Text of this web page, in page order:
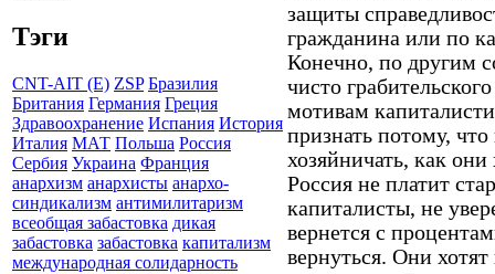
Тэги
CNT-AIT (E) ZSP Бразилия
Британия Германия Греция
Здравоохранение Испания История
Италия МАТ Польша Россия
Сербия Украина Франция
анархизм анархисты анархо-
синдикализм антимилитаризм
всеобщая забастовка дикая
забастовка забастовка капитализм
международная солидарность
защиты
гражданина или по
Конечно, по другим
чисто
мотивам
признать потому,
хозяйничать, как
Россия не платит
капиталисты, не
вернется с
вернуться. Они